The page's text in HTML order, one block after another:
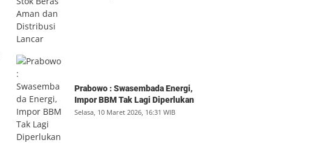
Prabowo : Swasembada Energi,
Impor BBM Tak Lagi Diperlukan
Selasa, 10 Maret 2026, 16:31 WIB